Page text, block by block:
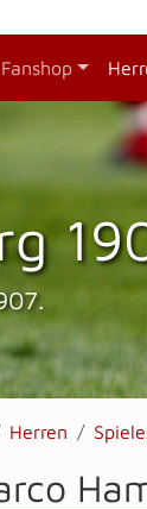
Fanshop
Herren